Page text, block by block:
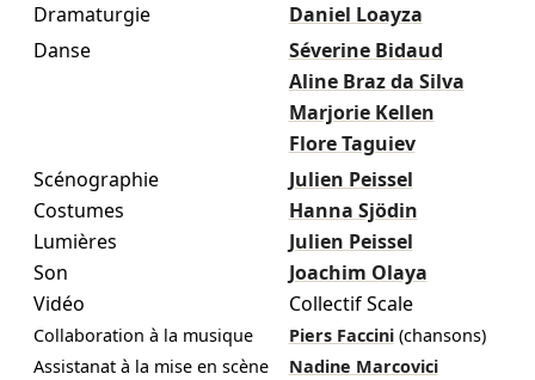
Dramaturgie
Daniel Loayza
Danse
Séverine Bidaud
Aline Braz da Silva
Marjorie Kellen
Flore Taguiev
Scénographie
Julien Peissel
Costumes
Hanna Sjödin
Lumières
Julien Peissel
Son
Joachim Olaya
Vidéo
Collectif Scale
Collaboration à la musique Piers Faccini (chansons)
Assistanat à la mise en scène
Nadine Marcovici